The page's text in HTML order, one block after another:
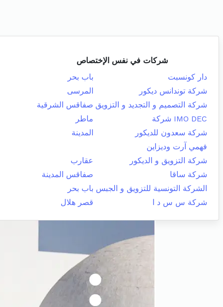
شركات في نفس الإختصاص
دار كونسبت
باب بحر
شركة توندانس ديكور
المرسى
شركة التصميم و التجديد و التزويق صفاقس الشرقية
IMO DEC شركة
ماطر
شركة سعدون للديكور
المدينة
فهمي آرت وديزاين
شركة التزويق و الديكور
عقارب
شركة ساقا
صفاقس المدينة
الشركة التونسية للتزويق و الجبس باب بحر
شركة س س د ا
قصر هلال